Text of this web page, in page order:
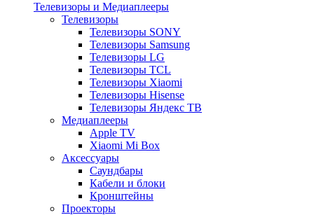
Телевизоры и Медиаплееры
Телевизоры
Телевизоры SONY
Телевизоры Samsung
Телевизоры LG
Телевизоры TCL
Телевизоры Xiaomi
Телевизоры Hisense
Телевизоры Яндекс ТВ
Медиаплееры
Apple TV
Xiaomi Mi Box
Аксессуары
Саундбары
Кабели и блоки
Кронштейны
Проекторы